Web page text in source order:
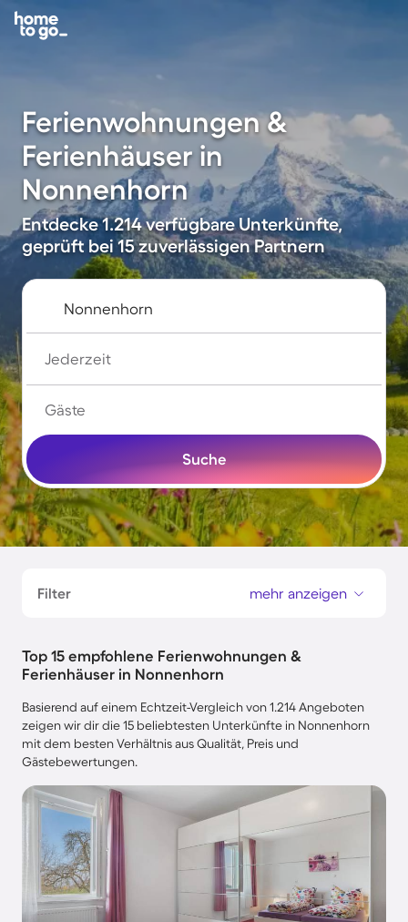
Ferienwohnungen &
Ferienhäuser in
Nonnenhorn
Entdecke 1.214 verfügbare Unterkünfte,
geprüft bei 15 zuverlässigen Partnern
Jederzeit
Gäste
Suche
Filter mehr anzeigen
Top 15 empfohlene Ferienwohnungen &
Ferienhäuser in Nonnenhorn
Basierend auf einem Echtzeit-Vergleich von 1.214 Angeboten
zeigen wir dir die 15 beliebtesten Unterkünfte in Nonnenhorn
mit dem besten Verhältnis aus Qualität, Preis und
Gästebewertungen.